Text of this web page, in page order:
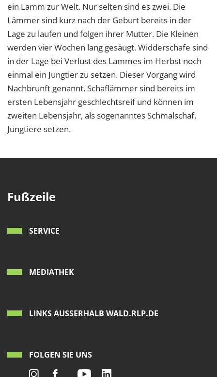
ein Lamm zur Welt. Nur selten sind es zwei. Die
Lämmer sind kurz nach der Geburt bereits in der
Lage zu laufen und folgen ihrer Mutter. Die Kleinen
werden vier Wochen lang gesäugt. Widderschafe sind
in der Lage bei Verlust des Lammes im Herbst noch
einmal ein Jungtier zu setzen. Dieser Vorgang wird
Nachbrunft genannt. Schaflämmer sind bereits im
ersten Lebensjahr geschlechtsreif und können im
zweiten Lebensjahr, als sogenanntes Schmalschaf,
Jungtiere setzen.
Fußzeile
SERVICE
MEDIATHEK
LINKS AUSSERHALB WALD.RLP.DE
FOLGEN SIE UNS